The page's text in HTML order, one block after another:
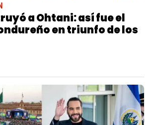
a Ohtani: así fue el
en triunfo de los